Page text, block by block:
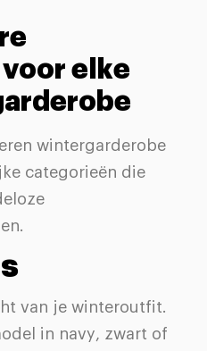
elke
wintergarderobe
categorieën die
van je winteroutfit.
in navy, zwart of